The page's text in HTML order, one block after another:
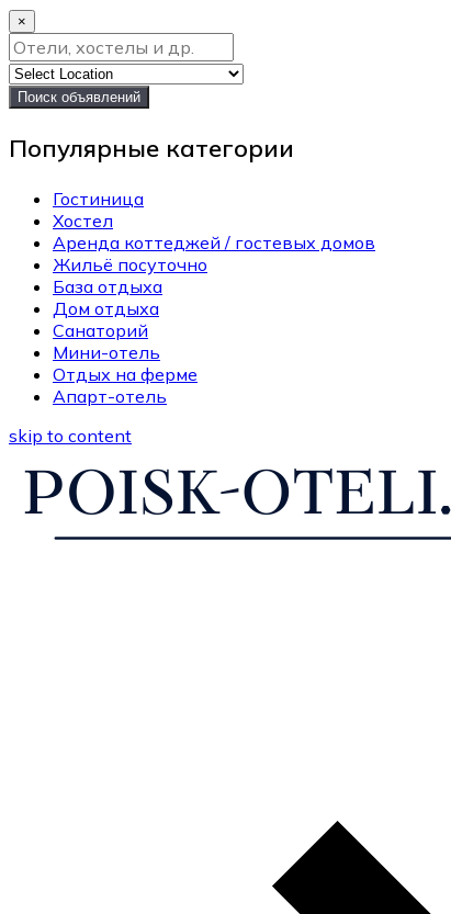
×
Поиск объявлений
Популярные категории
Гостиница
Хостел
Аренда коттеджей / гостевых домов
Жильё посуточно
База отдыха
Дом отдыха
Санаторий
Мини-отель
Отдых на ферме
Апарт-отель
skip to content